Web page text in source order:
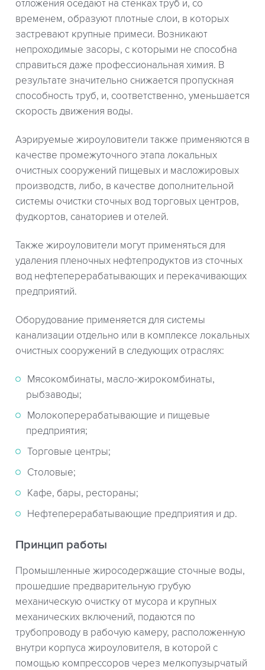
отложения оседают на стенках труб и, со
временем, образуют плотные слои, в которых
застревают крупные примеси. Возникают
непроходимые засоры, с которыми не способна
справиться даже профессиональная химия. В
результате значительно снижается пропускная
способность труб, и, соответственно, уменьшается
скорость движения воды.
Аэрируемые жироуловители также применяются в
качестве промежуточного этапа локальных
очистных сооружений пищевых и масложировых
производств, либо, в качестве дополнительной
системы очистки сточных вод торговых центров,
фудкортов, санаториев и отелей.
Также жироуловители могут применяться для
удаления пленочных нефтепродуктов из сточных
вод нефтеперерабатывающих и перекачивающих
предприятий.
Оборудование применяется для системы
канализации отдельно или в комплексе локальных
очистных сооружений в cледующих отраслях:
Мясокомбинаты, масло-жирокомбинаты,
рыбзаводы;
Молокоперерабатывающие и пищевые
предприятия;
Торговые центры;
Столовые;
Кафе, бары, рестораны;
Нефтеперерабатывающие предприятия и др.
Принцип работы
Промышленные жиросодержащие сточные воды,
прошедшие предварительную грубую
механическую очистку от мусора и крупных
механических включений, подаются по
трубопроводу в рабочую камеру, расположенную
внутри корпуса жироуловителя, в которой с
помощью компрессоров через мелкопузырчатый